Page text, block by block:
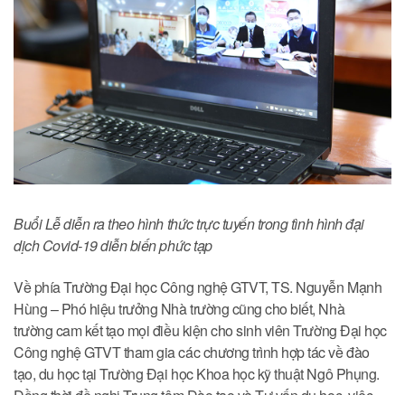
Buổi Lễ diễn ra theo hình thức trực tuyến trong tình hình đại
dịch Covid-19 diễn biến phức tạp
Về phía Trường Đại học Công nghệ GTVT, TS. Nguyễn Mạnh
Hùng – Phó hiệu trưởng Nhà trường cũng cho biết, Nhà
trường cam kết tạo mọi điều kiện cho sinh viên Trường Đại học
Công nghệ GTVT tham gia các chương trình hợp tác về đào
tạo, du học tại Trường Đại học Khoa học kỹ thuật Ngô Phụng.